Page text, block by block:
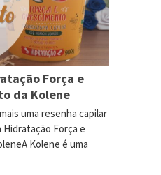
Força e
da Kolene
uma resenha capilar
Força e
Kolene é uma